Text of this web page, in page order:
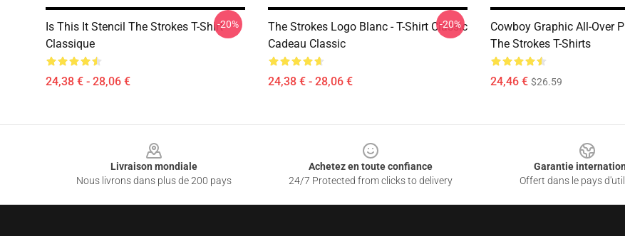
Is This It Stencil The Strokes T-Shirt
Classique
24,38 € - 28,06 €
-20%
The Strokes Logo Blanc - T-Shirt Classic
Cadeau Classic
24,38 € - 28,06 €
-20%
Cowboy Graphic All-Over
The Strokes T-Shirts
24,46 € $26.59
Livraison mondiale
Nous livrons dans plus de 200 pays
Achetez en toute confiance
24/7 Protected from clicks to delivery
Garantie
Offert dans le pays